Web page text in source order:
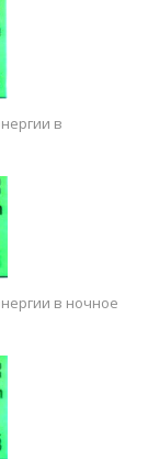
в
в ночное